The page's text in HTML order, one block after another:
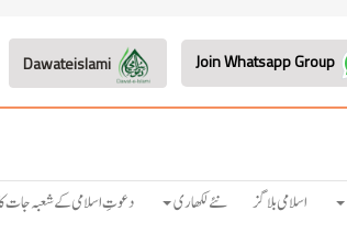
اسلامی بلاگز نئے لکھاری
دعوتِ اسلامی کے شعبہ جات
فیضان بغداد
عبد الرسول
مدنی